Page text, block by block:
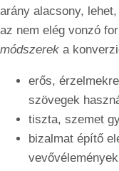
arány alacsony,
az nem elég vonzó
módszerek a
erős,
szövegek
tiszta, szemet
bizalmat építő